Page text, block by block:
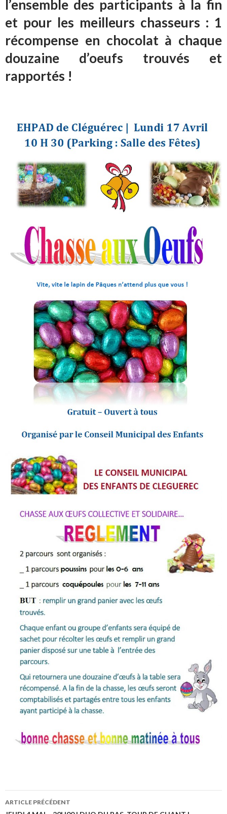
l’ensemble des participants à la fin
et pour les meilleurs chasseurs : 1
récompense en chocolat à chaque
douzaine d’oeufs trouvés et
rapportés !
ARTICLE PRÉCÉDENT